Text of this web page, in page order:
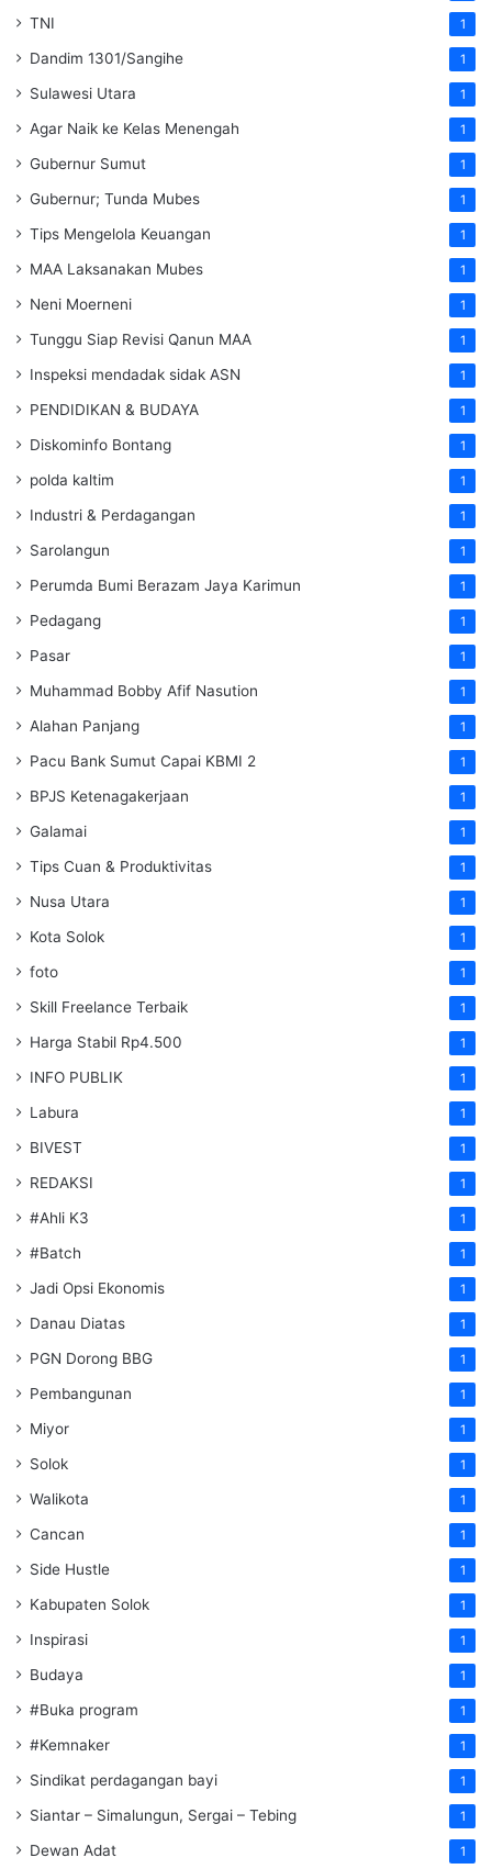
TNI 1
Dandim 1301/Sangihe 1
Sulawesi Utara 1
Agar Naik ke Kelas Menengah 1
Gubernur Sumut 1
Gubernur; Tunda Mubes 1
Tips Mengelola Keuangan 1
MAA Laksanakan Mubes 1
Neni Moerneni 1
Tunggu Siap Revisi Qanun MAA 1
Inspeksi mendadak sidak ASN 1
PENDIDIKAN & BUDAYA 1
Diskominfo Bontang 1
polda kaltim 1
Industri & Perdagangan 1
Sarolangun 1
Perumda Bumi Berazam Jaya Karimun 1
Pedagang 1
Pasar 1
Muhammad Bobby Afif Nasution 1
Alahan Panjang 1
Pacu Bank Sumut Capai KBMI 2 1
BPJS Ketenagakerjaan 1
Galamai 1
Tips Cuan & Produktivitas 1
Nusa Utara 1
Kota Solok 1
foto 1
Skill Freelance Terbaik 1
Harga Stabil Rp4.500 1
INFO PUBLIK 1
Labura 1
BIVEST 1
REDAKSI 1
#Ahli K3 1
#Batch 1
Jadi Opsi Ekonomis 1
Danau Diatas 1
PGN Dorong BBG 1
Pembangunan 1
Miyor 1
Solok 1
Walikota 1
Cancan 1
Side Hustle 1
Kabupaten Solok 1
Inspirasi 1
Budaya 1
#Buka program 1
#Kemnaker 1
Sindikat perdagangan bayi 1
Siantar – Simalungun, Sergai – Tebing 1
Dewan Adat 1